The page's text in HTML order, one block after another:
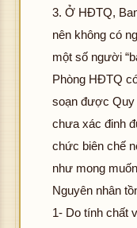
3. Ở HĐTQ,
nên không có
một số người
Phòng HĐTQ
soạn được Quy
chưa xác đinh
chức biên chế
như mong
Nguyên nhân
1- Do tính chất